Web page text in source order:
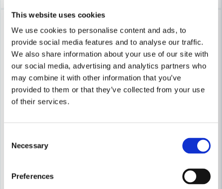
This website uses cookies
We use cookies to personalise content and ads, to
provide social media features and to analyse our traffic.
We also share information about your use of our site with
our social media, advertising and analytics partners who
may combine it with other information that you’ve
provided to them or that they’ve collected from your use
of their services.
Selection
Necessary
Preferences
-18%